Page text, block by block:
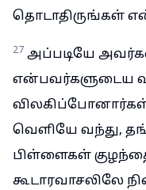
தொடாதிருங்கள்
27 அப்படியே
என்பவர்களுடைய
வெளியே வந்து,
பிள்ளைகள்
கூடாரவாசலிலே